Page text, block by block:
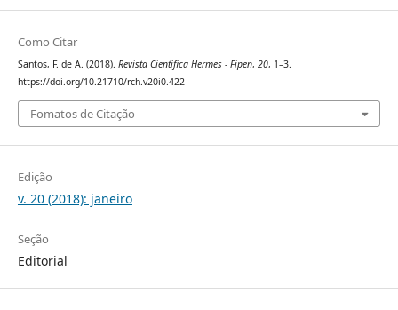
Como Citar
Santos, F. de A. (2018). Revista Científica Hermes - Fipen, 20, 1–3.
https://doi.org/10.21710/rch.v20i0.422
Fomatos de Citação
Edição
v. 20 (2018): janeiro
Seção
Editorial